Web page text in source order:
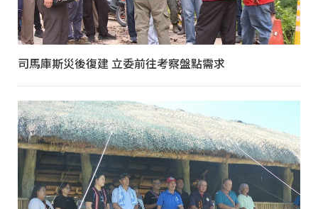
司馬庫斯災後復建 立委前往考察盤點需求